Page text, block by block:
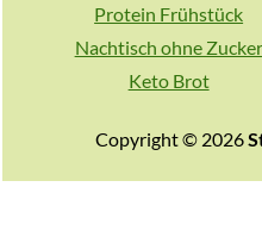
Protein Frühstück
Nachtisch ohne Zucker
Keto Brot
Copyright © 2026